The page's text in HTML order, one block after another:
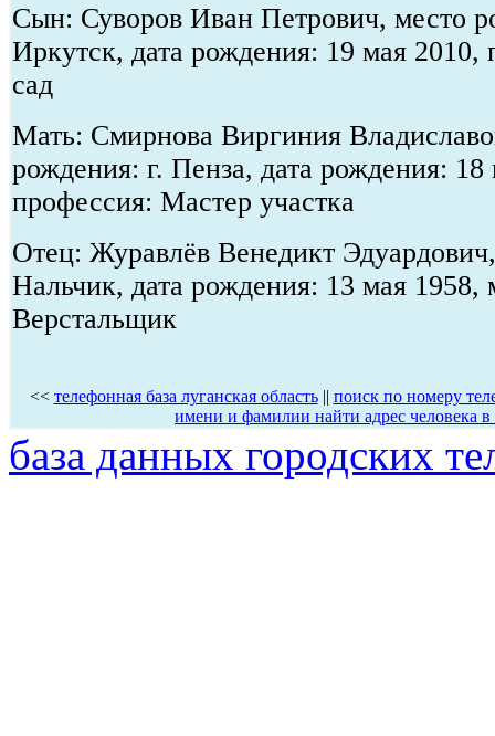
Сын: Суворов Иван Петрович, место
Иркутск, дата рождения: 19 мая 2010,
сад
Мать: Смирнова Виргиния
рождения: г. Пенза, дата рождения: 18
профессия: Мастер участка
Отец: Журавлёв Венедикт
Нальчик, дата рождения: 13 мая 1958,
Верстальщик
<< телефонная база луганская область|| поиск по номеру
имени и фамилии найти адрес человека в
база данных городских